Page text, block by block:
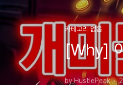
카테고리 없음
[Why]
by HustlePeak